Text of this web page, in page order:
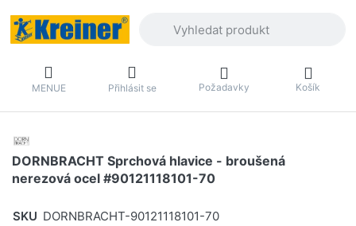
MENUE Přihlásit se Požadavky Košík
DORNBRACHT Sprchová hlavice - broušená
nerezová ocel #90121118101-70
SKU DORNBRACHT-90121118101-70